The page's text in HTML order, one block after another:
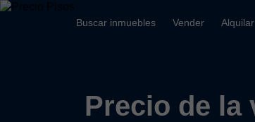
Buscar inmuebles Vender Alquilar
Precio de la